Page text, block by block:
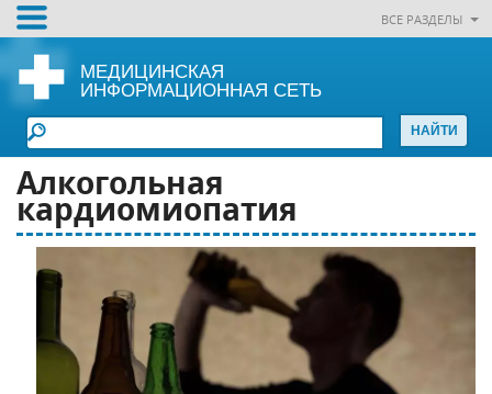
ВСЕ РАЗДЕЛЫ
МЕДИЦИНСКАЯ
ИНФОРМАЦИОННАЯ СЕТЬ
Алкогольная
кардиомиопатия